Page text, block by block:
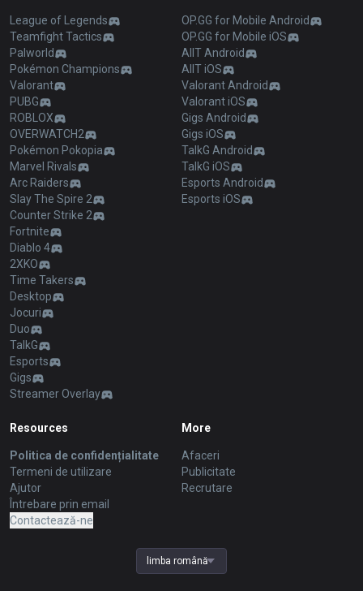
League of Legends
Teamfight Tactics
Palworld
Pokémon Champions
Valorant
PUBG
ROBLOX
OVERWATCH2
Pokémon Pokopia
Marvel Rivals
Arc Raiders
Slay The Spire 2
Counter Strike 2
Fortnite
Diablo 4
2XKO
Time Takers
Desktop
Jocuri
Duo
TalkG
Esports
Gigs
Streamer Overlay
OP.GG for Mobile Android
OP.GG for Mobile iOS
AllT Android
AllT iOS
Valorant Android
Valorant iOS
Gigs Android
Gigs iOS
TalkG Android
TalkG iOS
Esports Android
Esports iOS
Resources
Politica de confidențialitate
Termeni de utilizare
Ajutor
Întrebare prin email
Contactează-ne
More
Afaceri
Publicitate
Recrutare
limba română